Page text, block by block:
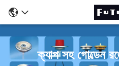
ক্যাপ সহ গোল্ডেন